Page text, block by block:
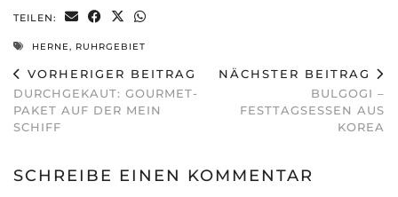
TEILEN:
HERNE, RUHRGEBIET
VORHERIGER BEITRAG
DURCHGEKAUT: GOURMET-
PAKET AUF DER MEIN
SCHIFF
NÄCHSTER BEITRAG
BULGOGI –
FESTTAGSESSEN AUS
KOREA
SCHREIBE EINEN KOMMENTAR